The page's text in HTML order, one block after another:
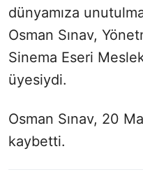
dünyamıza
Osman Sınav,
Sinema Eseri
üyesiydi.
Osman Sınav, 20
kaybetti.